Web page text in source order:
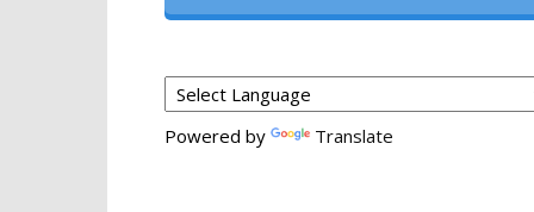
Powered by Translate